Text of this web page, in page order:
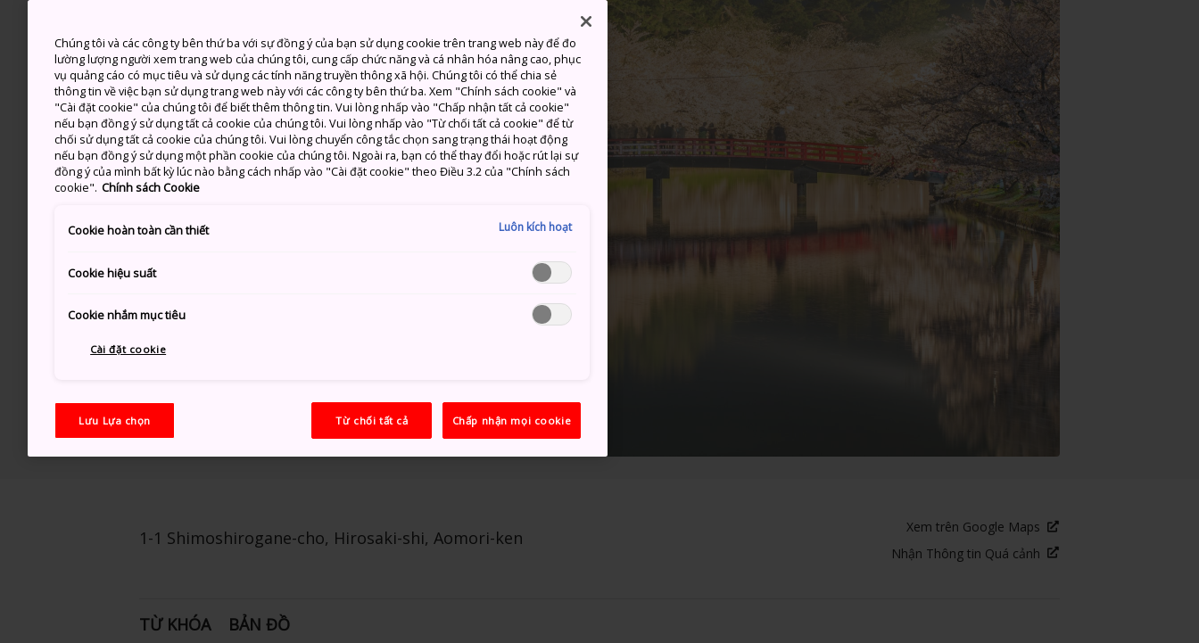
1-1 Shimoshirogane-cho, Hirosaki-shi, Aomori-ken
Xem trên Google Maps
Nhận Thông tin Quá cảnh
TỪ KHÓA BẢN ĐỒ
Chúng tôi và các công ty bên thứ ba với sự đồng ý của bạn sử dụng cookie trên trang web này để đo
lường lượng người xem trang web của chúng tôi, cung cấp chức năng và cá nhân hóa nâng cao, phục
vụ quảng cáo có mục tiêu và sử dụng các tính năng truyền thông xã hội. Chúng tôi có thể chia sẻ
thông tin về việc bạn sử dụng trang web này với các công ty bên thứ ba. Xem "Chính sách cookie" và
"Cài đặt cookie" của chúng tôi để biết thêm thông tin. Vui lòng nhấp vào "Chấp nhận tất cả cookie"
nếu bạn đồng ý sử dụng tất cả cookie của chúng tôi. Vui lòng nhấp vào "Từ chối tất cả cookie" để từ
chối sử dụng tất cả cookie của chúng tôi. Vui lòng chuyển công tắc chọn sang trạng thái hoạt động
nếu bạn đồng ý sử dụng một phần cookie của chúng tôi. Ngoài ra, bạn có thể thay đổi hoặc rút lại sự
đồng ý của mình bất kỳ lúc nào bằng cách nhấp vào "Cài đặt cookie" theo Điều 3.2 của "Chính sách
cookie". Chính sách Cookie
Cookie hoàn toàn cần thiết Luôn kích hoạt
Cookie hiệu suất
Cookie nhắm mục tiêu
Cài đặt cookie
Lưu Lựa chọn Từ chối tất cả Chấp nhận mọi cookie